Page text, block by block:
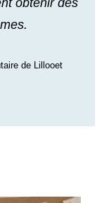
obtenir des
de Lillooet